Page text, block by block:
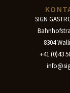
SIGN
8304
+41 (0)43